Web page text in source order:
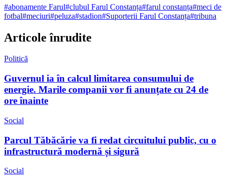
#abonamente Farul#clubul Farul Constanța#farul constanța#meci de
fotbal#meciuri#peluza#stadion#Suporterii Farul Constanța#tribuna
Articole înrudite
Politică
Guvernul ia în calcul limitarea consumului de
energie. Marile companii vor fi anunțate cu 24 de
ore înainte
Social
Parcul Tăbăcărie va fi redat circuitului public, cu o
infrastructură modernă și sigură
Social